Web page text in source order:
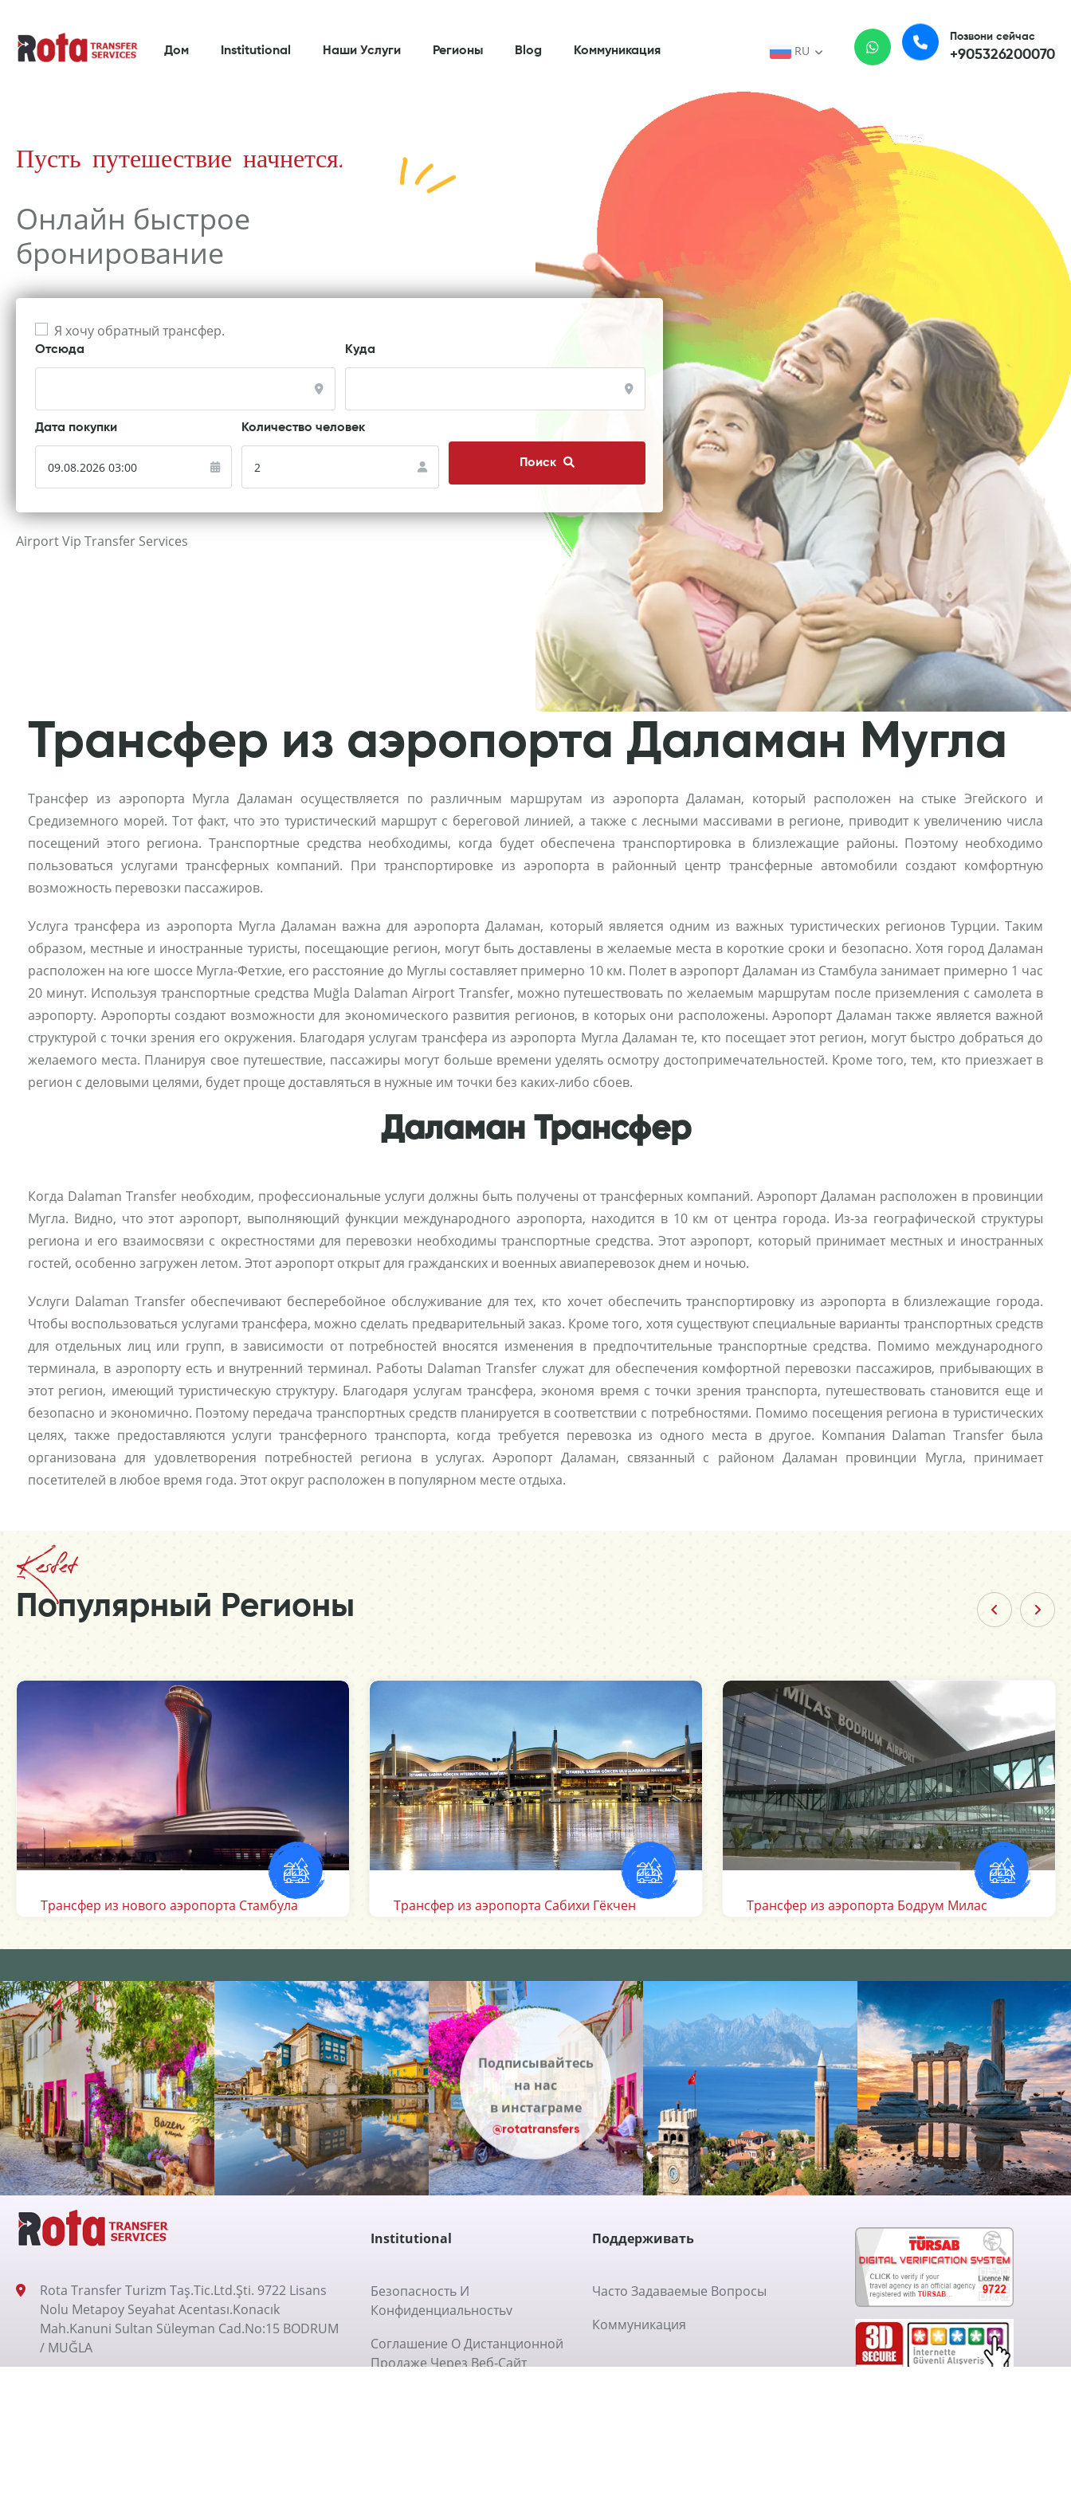
Дом Institutional Наши Услуги Регионы Blog Коммуникация RU
Позвони сейчас
+905326200070
Пусть путешествие начнется.
Онлайн быстрое
бронирование
Я хочу обратный трансфер.
Отсюда Куда
Дата покупки Количество человек
Поиск
Airport Vip Transfer Services
Трансфер из аэропорта Даламан Мугла
Трансфер из аэропорта Мугла Даламан осуществляется по различным маршрутам из аэропорта Даламан, который расположен на стыке Эгейского и
Средиземного морей. Тот факт, что это туристический маршрут с береговой линией, а также с лесными массивами в регионе, приводит к увеличению числа
посещений этого региона. Транспортные средства необходимы, когда будет обеспечена транспортировка в близлежащие районы. Поэтому необходимо
пользоваться услугами трансферных компаний. При транспортировке из аэропорта в районный центр трансферные автомобили создают комфортную
возможность перевозки пассажиров.
Услуга трансфера из аэропорта Мугла Даламан важна для аэропорта Даламан, который является одним из важных туристических регионов Турции. Таким
образом, местные и иностранные туристы, посещающие регион, могут быть доставлены в желаемые места в короткие сроки и безопасно. Хотя город Даламан
расположен на юге шоссе Мугла-Фетхие, его расстояние до Муглы составляет примерно 10 км. Полет в аэропорт Даламан из Стамбула занимает примерно 1 час
20 минут. Используя транспортные средства Muğla Dalaman Airport Transfer, можно путешествовать по желаемым маршрутам после приземления с самолета в
аэропорту. Аэропорты создают возможности для экономического развития регионов, в которых они расположены. Аэропорт Даламан также является важной
структурой с точки зрения его окружения. Благодаря услугам трансфера из аэропорта Мугла Даламан те, кто посещает этот регион, могут быстро добраться до
желаемого места. Планируя свое путешествие, пассажиры могут больше времени уделять осмотру достопримечательностей. Кроме того, тем, кто приезжает в
регион с деловыми целями, будет проще доставляться в нужные им точки без каких-либо сбоев.
Даламан Трансфер
Когда Dalaman Transfer необходим, профессиональные услуги должны быть получены от трансферных компаний. Аэропорт Даламан расположен в провинции
Мугла. Видно, что этот аэропорт, выполняющий функции международного аэропорта, находится в 10 км от центра города. Из-за географической структуры
региона и его взаимосвязи с окрестностями для перевозки необходимы транспортные средства. Этот аэропорт, который принимает местных и иностранных
гостей, особенно загружен летом. Этот аэропорт открыт для гражданских и военных авиаперевозок днем ​​и ночью.
Услуги Dalaman Transfer обеспечивают бесперебойное обслуживание для тех, кто хочет обеспечить транспортировку из аэропорта в близлежащие города.
Чтобы воспользоваться услугами трансфера, можно сделать предварительный заказ. Кроме того, хотя существуют специальные варианты транспортных средств
для отдельных лиц или групп, в зависимости от потребностей вносятся изменения в предпочтительные транспортные средства. Помимо международного
терминала, в аэропорту есть и внутренний терминал. Работы Dalaman Transfer служат для обеспечения комфортной перевозки пассажиров, прибывающих в
этот регион, имеющий туристическую структуру. Благодаря услугам трансфера, экономя время с точки зрения транспорта, путешествовать становится еще и
безопасно и экономично. Поэтому передача транспортных средств планируется в соответствии с потребностями. Помимо посещения региона в туристических
целях, также предоставляются услуги трансферного транспорта, когда требуется перевозка из одного места в другое. Компания Dalaman Transfer была
организована для удовлетворения потребностей региона в услугах. Аэропорт Даламан, связанный с районом Даламан провинции Мугла, принимает
посетителей в любое время года. Этот округ расположен в популярном месте отдыха.
Kesfet
Популярный Регионы
Трансфер из аэропорта Даламан Мугла Трансфер из аэропорта Анталии Аэропорт Измир Трансферы
Подписывайтесь
на нас
в инстаграме
@rotatransfers
Rota Transfer Turizm Taş.Tic.Ltd.Şti. 9722 Lisans
Nolu Metapoy Seyahat Acentası.Konacık
Mah.Kanuni Sultan Süleyman Cad.No:15 BODRUM
/ MUĞLA
Institutional
Безопасность И
Конфиденциальностьv
Соглашение О Дистанционной
Продаже Через Веб-Сайт
Поддерживать
Часто Задаваемые Вопросы
Коммуникация